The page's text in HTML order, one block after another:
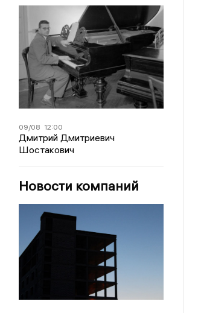
09/08 12:00
Дмитрий Дмитриевич
Шостакович
Новости компаний